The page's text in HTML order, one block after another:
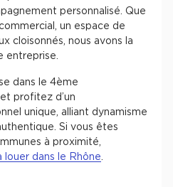
personnalisé. Que
un espace de
cloisonnés, nous avons la
entreprise.
dans le 4ème
profitez d’un
unique, alliant dynamisme
Si vous êtes
à proximité,
louer dans le Rhône.